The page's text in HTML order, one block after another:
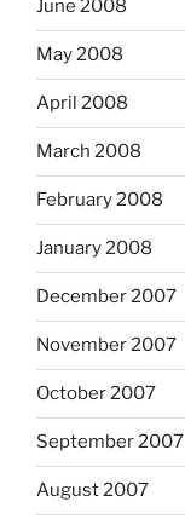
June 2008
May 2008
April 2008
March 2008
February 2008
January 2008
December 2007
November 2007
October 2007
September 2007
August 2007